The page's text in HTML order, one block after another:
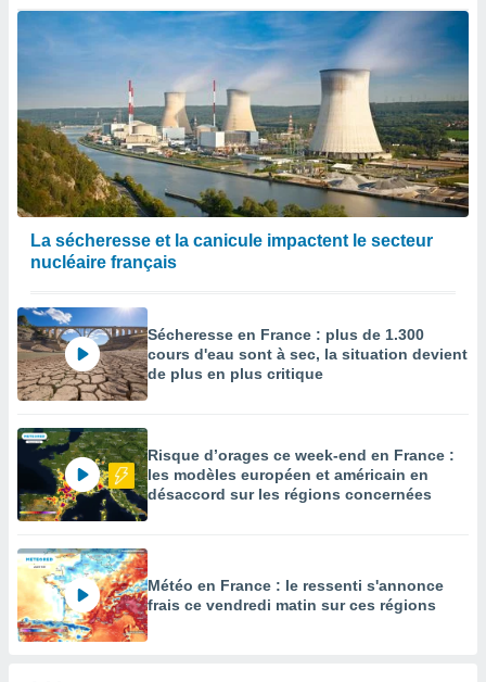
La sécheresse et la canicule impactent le secteur
nucléaire français
Sécheresse en France : plus de 1.300
cours d'eau sont à sec, la situation devient
de plus en plus critique
Risque d’orages ce week-end en France :
les modèles européen et américain en
désaccord sur les régions concernées
Météo en France : le ressenti s'annonce
frais ce vendredi matin sur ces régions